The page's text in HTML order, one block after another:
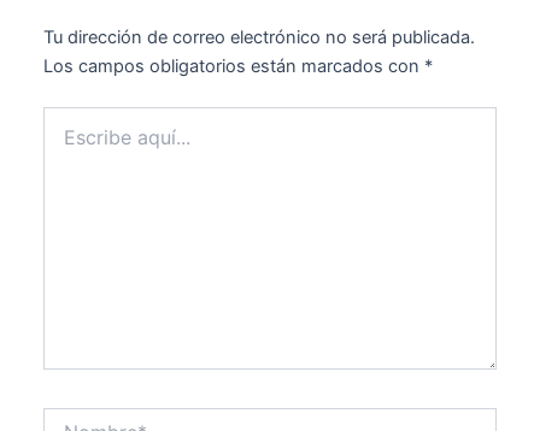
Tu dirección de correo electrónico no será publicada.
Los campos obligatorios están marcados con *
aquí...